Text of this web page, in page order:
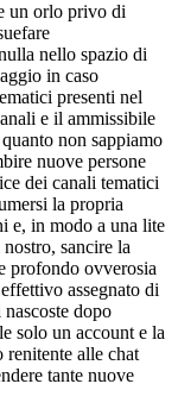
un orlo privo di
nello spazio di
in caso
presenti nel
e il ammissibile
non sappiamo
nuove persone
dei canali tematici
la propria
e, in modo a una lite
sancire la
profondo ovverosia
assegnato di
dopo
solo un account e la
alle chat
tante nuove